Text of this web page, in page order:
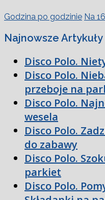
Godzina po godzinie Na
Najnowsze Artykuły
Disco Polo.
Disco Polo.
przeboje na
Disco Polo.
wesela
Disco Polo.
do zabawy
Disco Polo.
parkiet
Disco Polo.